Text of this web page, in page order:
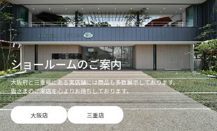
ショールームのご案内
大阪府と三重県にある実店舗には商品も多数展示しております。
皆さまのご来店を心よりお待ちしております。
大阪店 三重店